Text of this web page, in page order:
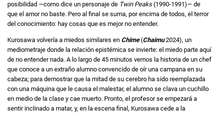
posibilidad —como dice un personaje de Twin Peaks(1990-1991)— de
que el amor no baste. Pero al final se suma, por encima de todos, el terror
del conocimiento: hay cosas que es mejor no entender.
Kurosawa volvería a miedos similares en Chime(Chaimu2024), un
mediometraje donde la relación epistémica se invierte: el miedo parte aquí
de no entender nada. A lo largo de 45 minutos vemos la historia de un chef
que conoce a un extraño alumno convencido de oír una campana en su
cabeza; para demostrar que la mitad de su cerebro ha sido reemplazada
con una máquina que le causa el malestar, el alumno se clava un cuchillo
en medio de la clase y cae muerto. Pronto, el profesor se empezará a
sentir inclinado a matar, y, en la escena final, Kurosawa cede a la